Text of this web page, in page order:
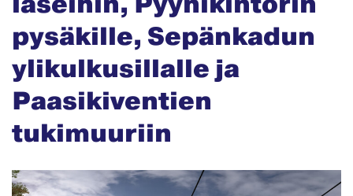
pysäkille, Sepänkadun
ylikulkusillalle ja
Paasikiventien
tukimuuriin